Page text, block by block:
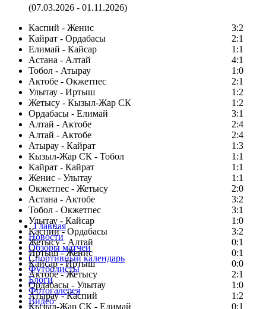
(07.03.2026 - 01.11.2026)
Каспий - Женис
3:2
Кайрат - Ордабасы
2:1
Елимай - Кайсар
1:1
Астана - Алтай
4:1
Тобол - Атырау
1:0
Актобе - Окжетпес
2:1
Улытау - Иртыш
1:2
Жетысу - Кызыл-Жар СК
1:2
Ордабасы - Елимай
3:1
Алтай - Актобе
2:4
Алтай - Актобе
2:4
Атырау - Кайрат
1:3
Кызыл-Жар СК - Тобол
1:1
Кайрат - Кайрат
1:1
Женис - Улытау
1:1
Окжетпес - Жетысу
2:0
Астана - Актобе
3:2
Тобол - Окжетпес
3:1
Улытау - Кайсар
1:0
Каспий - Ордабасы
3:2
Жетысу - Алтай
0:1
Иртыш - Женис
0:1
Кайсар - Иртыш
0:0
Актобе - Жетысу
2:1
Ордабасы - Улытау
1:0
Атырау - Каспий
1:2
Кызыл-Жар СК - Елимай
0:1
Главная
Новости
Обзоры матчей
Спортивный календарь
Футболисты
Блоги
Фотогалерея
Видео